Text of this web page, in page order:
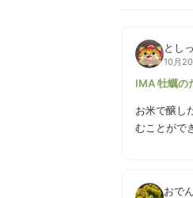
とし
10月
IMA 牡蠣の
お米で醸し
むことがで
おでん